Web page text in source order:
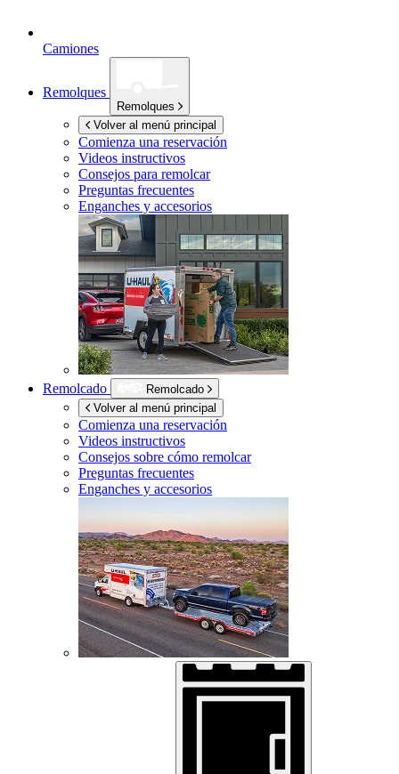
Camiones
Remolques
Remolques
Volver al menú principal
Comienza una reservación
Videos instructivos
Consejos para remolcar
Preguntas frecuentes
Enganches y accesorios
Remolcado
Remolcado
Volver al menú principal
Comienza una reservación
Videos instructivos
Consejos sobre cómo remolcar
Preguntas frecuentes
Enganches y accesorios